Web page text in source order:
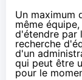
Un maximum
même
d'étendre par
recherche
d'un
qui peut être
pour le